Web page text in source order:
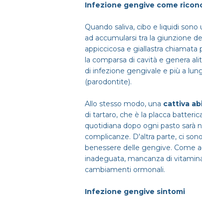
Infezione gengive come
Quando saliva, cibo e liquidi
ad accumularsi tra la giunzione
appiccicosa e giallastra chiamata
la comparsa di cavità e genera
di infezione gengivale e più a
(parodontite).
Allo stesso modo, una cattiva
di tartaro, che è la placca
quotidiana dopo ogni pasto sarà
complicanze. D'altra parte, ci sono
benessere delle gengive. Come
inadeguata, mancanza di
cambiamenti ormonali.
Infezione gengive sintomi